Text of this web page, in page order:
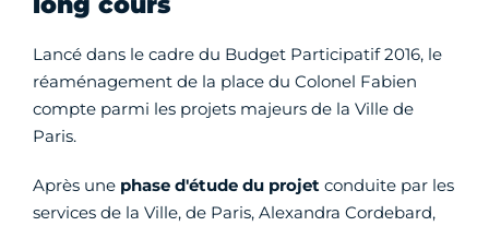
Lancé dans le cadre du Budget Participatif 2016, le
réaménagement de la place du Colonel Fabien
compte parmi les projets majeurs de la Ville de
Paris.
Après une phase d'étude du projet conduite par les
services de la Ville, de Paris, Alexandra Cordebard,